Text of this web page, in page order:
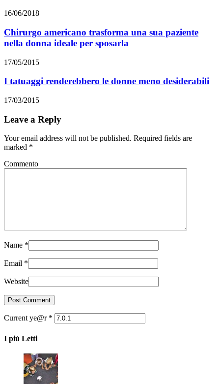
16/06/2018
Chirurgo americano trasforma una sua paziente
nella donna ideale per sposarla
17/05/2015
I tatuaggi renderebbero le donne meno desiderabili
17/03/2015
Leave a Reply
Your email address will not be published. Required fields are
marked *
Commento
Name *
Email *
Website
Current ye@r *
I più Letti